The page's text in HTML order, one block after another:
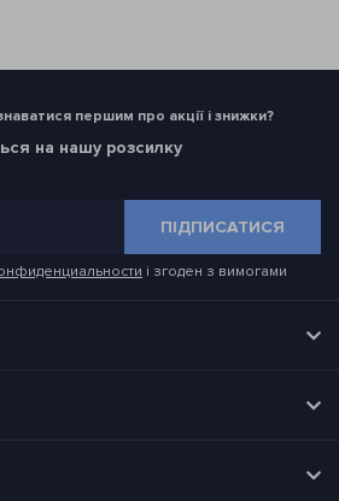
першим про акції і знижки?
на нашу розсилку
ПІДПИСАТИСЯ
і згоден з вимогами